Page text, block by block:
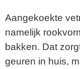
Aangekoekte
namelijk
bakken. Dat
geuren in huis,